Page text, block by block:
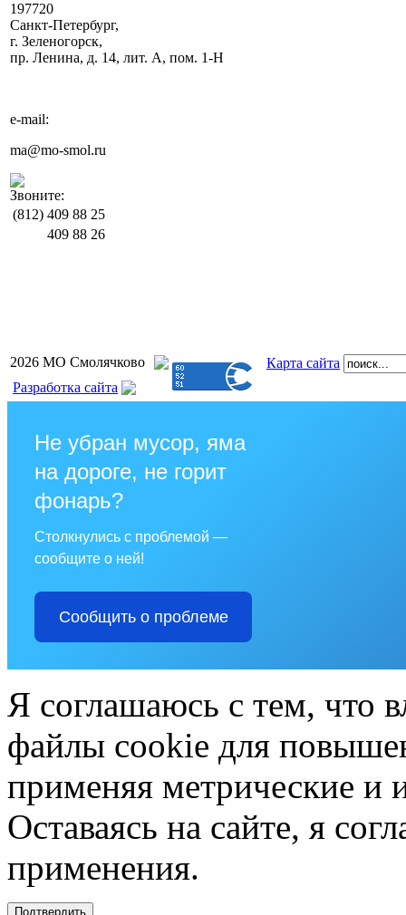
197720
Санкт-Петербург,
г. Зеленогорск,
пр. Ленина, д. 14, лит. А, пом. 1-Н
e-mail:
ma@mo-smol.ru
Звоните:
(812) 409 88 25
409 88 26
2026 МО Смолячково
Карта сайта
Разработка сайта
Не убран мусор, яма
на дороге, не горит
фонарь?
Столкнулись с проблемой —
сообщите о ней!
Сообщить о проблеме
Я соглашаюсь с тем, что
файлы cookie для
применяя метрические и
Оставаясь на сайте, я
применения.
Подтвердить